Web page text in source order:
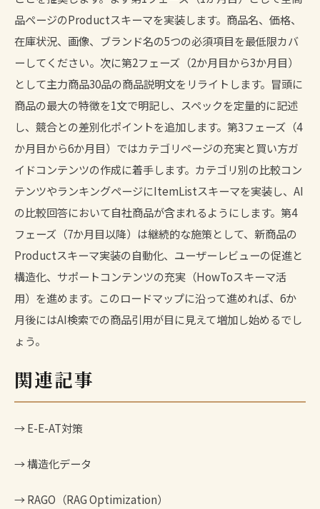
品ページのProductスキーマを実装します。商品名、価格、
在庫状況、画像、ブランド名の5つの必須項目を最低限カバ
ーしてください。次に第2フェーズ（2か月目から3か月目）
として主力商品30品の商品説明文をリライトします。冒頭に
商品の最大の特徴を1文で明記し、スペックを定量的に記述
し、競合との差別化ポイントを追加します。第3フェーズ（4
か月目から6か月目）ではカテゴリページの充実と買い方ガ
イドコンテンツの作成に着手します。カテゴリ別の比較コン
テンツやランキングページにItemListスキーマを実装し、AI
の比較回答において自社商品が含まれるようにします。第4
フェーズ（7か月目以降）は継続的な施策として、新商品の
Productスキーマ実装の自動化、ユーザーレビューの促進と
構造化、サポートコンテンツの充実（HowToスキーマ活
用）を進めます。このロードマップに沿って進めれば、6か
月後にはAI検索での商品引用が目に見えて増加し始めるでし
ょう。
関連記事
→E-E-AT対策
→構造化データ
→RAGO（RAG Optimization）